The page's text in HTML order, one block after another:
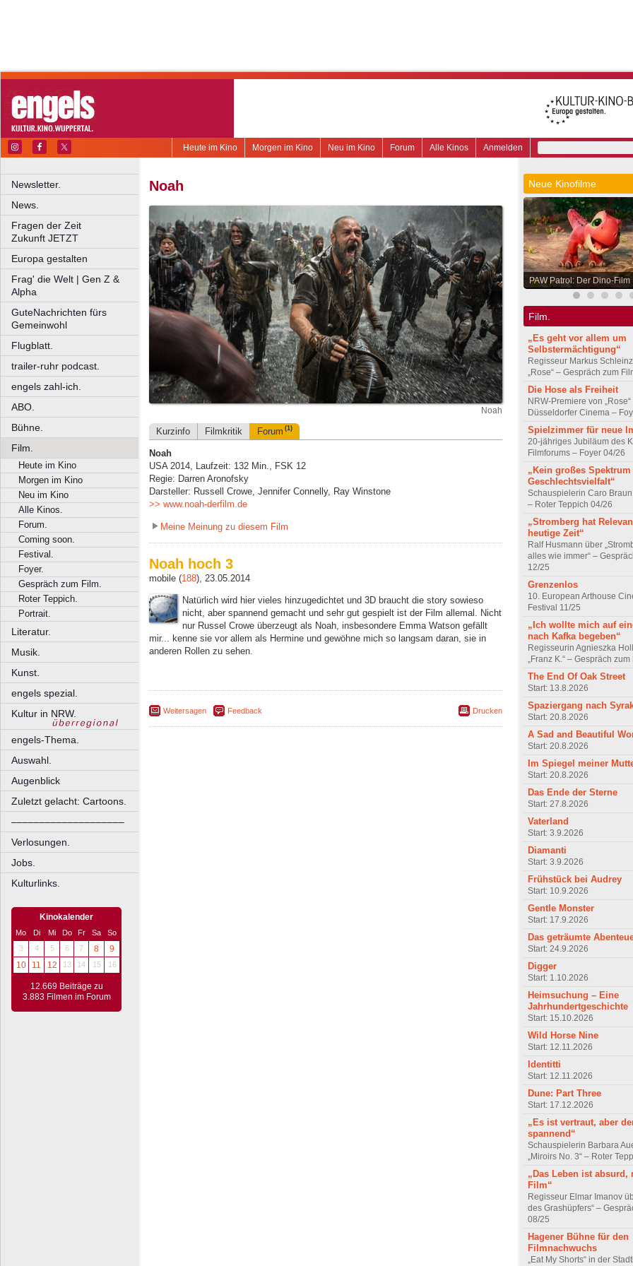
Anmelden
Alle Kinos
Forum
Neu im Kino
Morgen im Kino
Heute im Kino
Newsletter.
News.
Fragen der Zeit
Zukunft JETZT
Europa gestalten
Frag' die Welt | Gen Z &
Alpha
GuteNachrichten fürs
Gemeinwohl
Flugblatt.
trailer-ruhr podcast.
engels zahl-ich.
ABO.
Bühne.
Film.
Heute im Kino
Morgen im Kino
Neu im Kino
Alle Kinos.
Forum.
Coming soon.
Festival.
Foyer.
Gespräch zum Film.
Roter Teppich.
Portrait.
Literatur.
Musik.
Kunst.
engels spezial.
Kultur in NRW.
engels-Thema.
Auswahl.
Augenblick
Zuletzt gelacht: Cartoons.
––––––––––––––––––––
Verlosungen.
Jobs.
Kulturlinks.
Kinokalender
Mo Di Mi Do Fr Sa
So
3
4 5 6 7 8
9
10
11 12 13 14 15 16
12.669 Beiträge zu
3.883 Filmen im Forum
Noah
Noah
Kurzinfo Filmkritik Forum (1)
Noah
USA 2014, Laufzeit: 132 Min., FSK 12
Regie: Darren Aronofsky
Darsteller: Russell Crowe, Jennifer Connelly, Ray Winstone
>> www.noah-derfilm.de
Meine Meinung zu diesem Film
Noah hoch 3
mobile (188), 23.05.2014
Natürlich wird hier vieles hinzugedichtet und 3D braucht die story sowieso
nicht, aber spannend gemacht und sehr gut gespielt ist der Film allemal. Nicht
nur Russel Crowe überzeugt als Noah, insbesondere Emma Watson gefällt
mir... kenne sie vor allem als Hermine und gewöhne mich so langsam daran, sie in
anderen Rollen zu sehen.
Weitersagen Feedback Drucken
Neue Kinofilme
PAW Patrol: Der Dino-Film
Film.
„Es geht vor allem um
Selbstermächtigung“
Regisseur Markus
„Rose“ – Gespräch zum
Die Hose als Freiheit
NRW-Premiere von „Rose“
Düsseldorfer Cinema –
Spielzimmer für neue
20-jähriges Jubiläum des
Filmforums – Foyer 04/26
„Kein großes Spektrum
Geschlechtsvielfalt“
Schauspielerin Caro Braun
– Roter Teppich 04/26
„Stromberg hat
heutige Zeit“
Ralf Husmann über
alles wie immer“ –
12/25
Grenzenlos
10. European Arthouse
Festival 11/25
„Ich wollte mich auf
nach Kafka begeben“
Regisseurin Agnieszka
„Franz K.“ – Gespräch
The End Of Oak Street
Start: 13.8.2026
Spaziergang nach
Start: 20.8.2026
A Sad and Beautiful
Start: 20.8.2026
Im Spiegel meiner
Start: 20.8.2026
Das Ende der Sterne
Start: 27.8.2026
Vaterland
Start: 3.9.2026
Diamanti
Start: 3.9.2026
Frühstück bei Audrey
Start: 10.9.2026
Gentle Monster
Start: 17.9.2026
Das geträumte
Start: 24.9.2026
Digger
Start: 1.10.2026
Heimsuchung – Eine
Jahrhundertgeschichte
Start: 15.10.2026
Wild Horse Nine
Start: 12.11.2026
Identitti
Start: 12.11.2026
Dune: Part Three
Start: 17.12.2026
„Es ist vertraut, aber
spannend“
Schauspielerin Barbara
„Miroirs No. 3“ – Roter
„Das Leben ist absurd,
Film“
Regisseur Elmar Imanov
des Grashüpfers“ –
08/25
Hagener Bühne für den
Filmnachwuchs
„Eat My Shorts“ in der